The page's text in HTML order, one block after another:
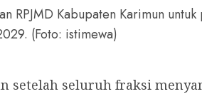
RPJMD Kabupaten Karimun
(Foto: istimewa)
setelah seluruh fraksi